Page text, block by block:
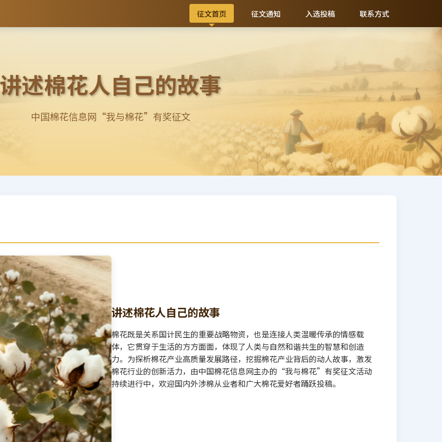
征文首页 征文通知 入选投稿 联系方式
讲述棉花人自己的故事
中国棉花信息网“我与棉花”有奖征文
讲述棉花人自己的故事
棉花既是关系国计民生的重要战略物资，也是连接人类温暖传承的情感载
体，它贯穿于生活的方方面面，体现了人类与自然和谐共生的智慧和创造
力。为探析棉花产业高质量发展路径，挖掘棉花产业背后的动人故事，激发
棉花行业的创新活力，由中国棉花信息网主办的“我与棉花”有奖征文活动
持续进行中，欢迎国内外涉棉从业者和广大棉花爱好者踊跃投稿。